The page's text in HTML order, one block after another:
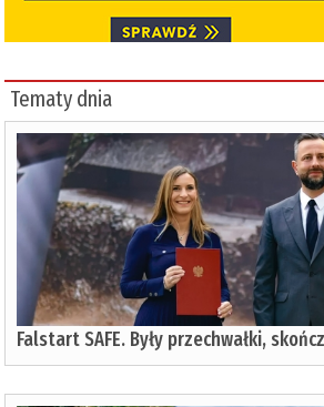
Tematy dnia
Falstart SAFE. Były przechwałki,